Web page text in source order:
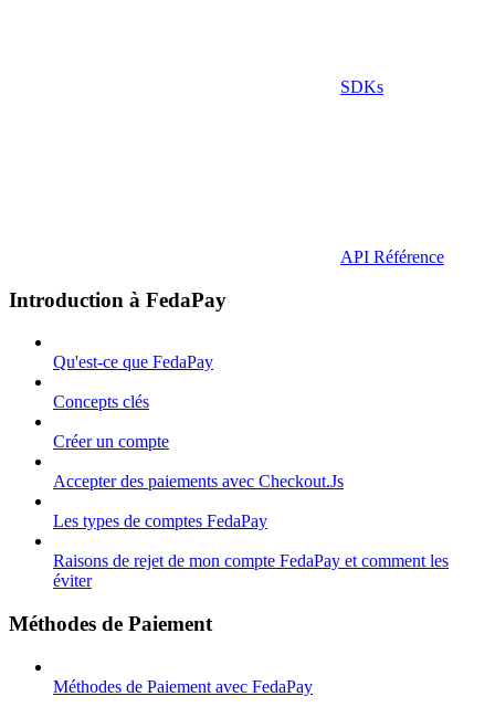
SDKs
API Référence
Introduction à FedaPay
Qu'est-ce que FedaPay
Concepts clés
Créer un compte
Accepter des paiements avec Checkout.Js
Les types de comptes FedaPay
Raisons de rejet de mon compte FedaPay et comment les
éviter
Méthodes de Paiement
Méthodes de Paiement avec FedaPay